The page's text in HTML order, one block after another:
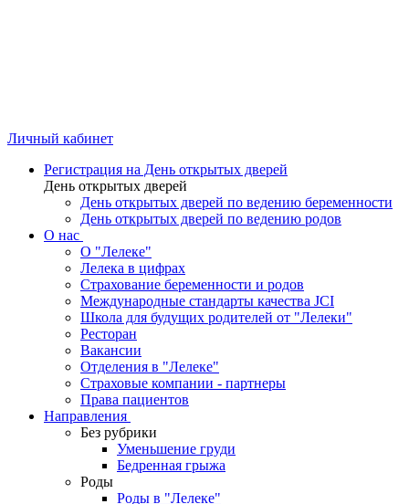
Личный кабинет
Регистрация на День открытых дверей
День открытых дверей
День открытых дверей по ведению беременности
День открытых дверей по ведению родов
О нас
О "Лелеке"
Лелека в цифрах
Страхование беременности и родов
Международные стандарты качества JCI
Школа для будущих родителей от "Лелеки"
Ресторан
Вакансии
Отделения в "Лелеке"
Страховые компании - партнеры
Права пациентов
Направления
Без рубрики
Уменьшение груди
Бедренная грыжа
Роды
Роды в "Лелеке"